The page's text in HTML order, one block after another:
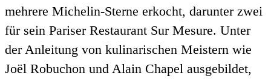
mehrere Michelin-Sterne erkocht, darunter zwei
für sein Pariser Restaurant Sur Mesure. Unter
der Anleitung von kulinarischen Meistern wie
Joël Robuchon und Alain Chapel ausgebildet,